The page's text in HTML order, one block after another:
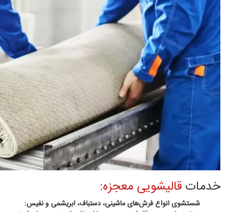
خدمات قالیشویی معجزه:
شستشوی انواع فرش‌های ماشینی، دستباف، ابریشمی و نفیس: